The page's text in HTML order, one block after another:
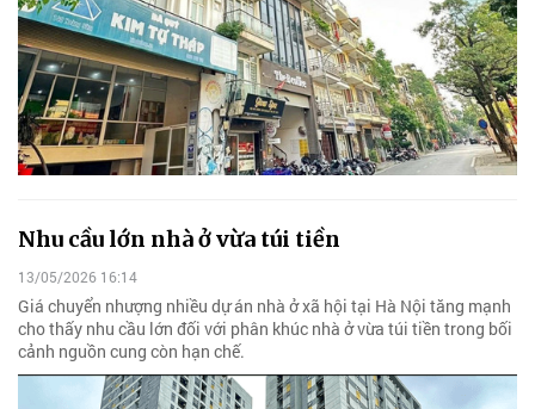
Nhu cầu lớn nhà ở vừa túi tiền
13/05/2026 16:14
Giá chuyển nhượng nhiều dự án nhà ở xã hội tại Hà Nội tăng mạnh
cho thấy nhu cầu lớn đối với phân khúc nhà ở vừa túi tiền trong bối
cảnh nguồn cung còn hạn chế.